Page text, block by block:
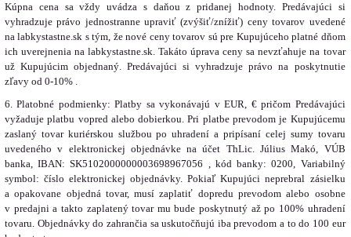
Kúpna cena sa vždy uvádza s daňou z pridanej hodnoty. Predávajúci si
vyhradzuje právo jednostranne upraviť (zvýšiť/znížiť) ceny tovarov uvedené
na labkystastne.sk s tým, že nové ceny tovarov sú pre Kupujúceho platné dňom
ich uverejnenia na labkystastne.sk. Takáto úprava ceny sa nevzťahuje na tovar
už Kupujúcim objednaný. Predávajúci si vyhradzuje právo na poskytnutie
zľavy od 0-10% .
6. Platobné podmienky: Platby sa vykonávajú v EUR, € pričom Predávajúci
vyžaduje platbu vopred alebo dobierkou. Pri platbe prevodom je Kupujúcemu
zaslaný tovar kuriérskou službou po uhradení a pripísaní celej sumy tovaru
uvedeného v elektronickej objednávke na účet ThLic. Július Makó, VÚB
banka, IBAN: SK5102000000003698967056 , kód banky: 0200, Variabilný
symbol: číslo elektronickej objednávky. Pokiaľ Kupujúci neprebral zásielku
a opakovane objedná tovar, musí zaplatiť dopredu prevodom alebo osobne
v predajni a takto zaplatený tovar mu bude poskytnutý až po 100% uhradení
tovaru. Objednávky do zahrančia sa uskutočňujú iba prevodom a to do 100 eur